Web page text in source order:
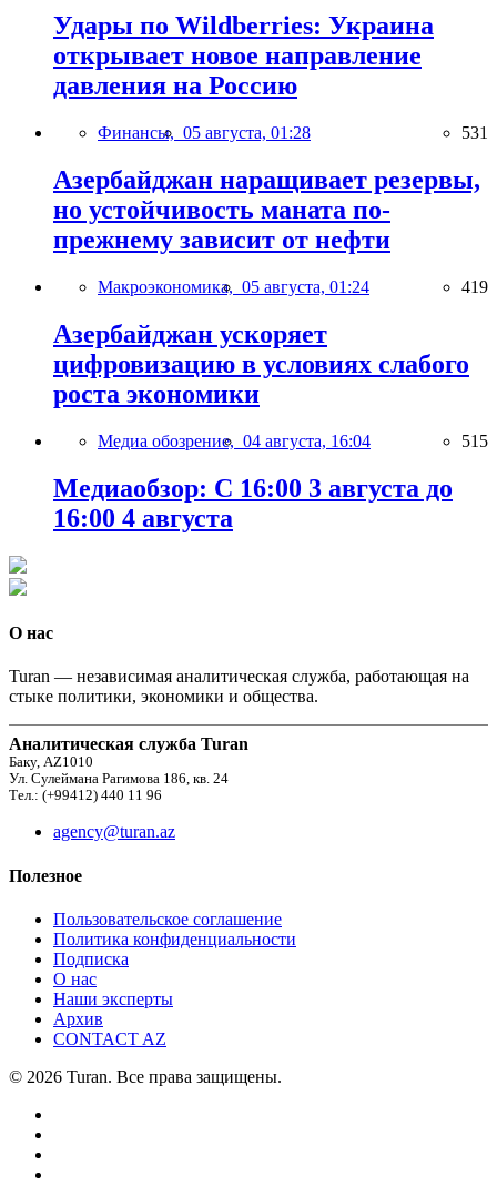
Удары по Wildberries: Украина
открывает новое направление
давления на Россию
Финансы, 05 августа, 01:28 531
Азербайджан наращивает резервы,
но устойчивость маната по-
прежнему зависит от нефти
Макроэкономика, 05 августа, 01:24 419
Азербайджан ускоряет
цифровизацию в условиях слабого
роста экономики
Медиа обозрение, 04 августа, 16:04 515
Медиаобзор: С 16:00 3 августа до
16:00 4 августа
О нас
Turan — независимая аналитическая служба, работающая на
стыке политики, экономики и общества.
Аналитическая служба Turan
Баку, AZ1010
Ул. Сулеймана Рагимова 186, кв. 24
Тел.: (+99412) 440 11 96
agency@turan.az
Полезное
Пользовательское соглашение
Политика конфиденциальности
Подписка
О нас
Наши эксперты
Архив
CONTACT AZ
© 2026 Turan. Все права защищены.